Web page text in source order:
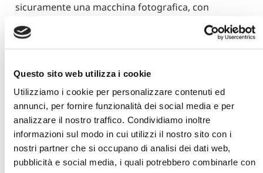
Questo sito web utilizza i cookie
Utilizziamo i cookie per personalizzare contenuti ed
annunci, per fornire funzionalità dei social media e per
analizzare il nostro traffico. Condividiamo inoltre
informazioni sul modo in cui utilizzi il nostro sito con i
nostri partner che si occupano di analisi dei dati web,
pubblicità e social media, i quali potrebbero combinarle con
sicuramente una macchina fotografica, con
la fauna, e tante, tantissime schede di memoria.
Indispensabili inoltre qualche batteria di scorta e un
dall’acqua durante gli spostamenti in gommone.
Consigliamo di portare anche laGoProper
riprendere durante i landing, ma soprattutto per
effettuare qualche ripresa subacquea in caso di
avvistamento balene, orche o foche. Consigliamo di
portare anche un treppiede e uno zaino fotografico
impermeabile dove riporre il tutto. Ilpowerbankè